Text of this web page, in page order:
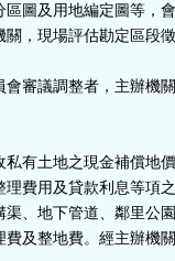
圖及用地編定圖等，
，現場評估勘定區段
審議調整者，主辦機
有土地之現金補償地
費用及貸款利息等項
、地下管道、鄰里公
及整地費。經主辦機